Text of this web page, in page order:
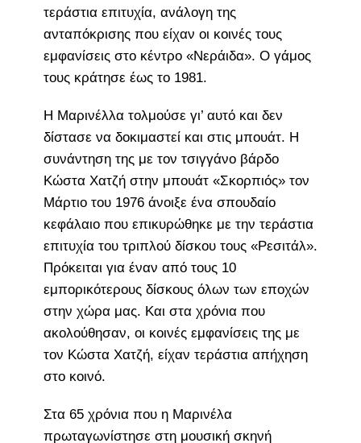
τεράστια επιτυχία, ανάλογη της
ανταπόκρισης που είχαν οι κοινές τους
εμφανίσεις στο κέντρο «Νεράιδα». Ο γάμος
τους κράτησε έως το 1981.
Η Μαρινέλλα τολμούσε γι’ αυτό και δεν
δίστασε να δοκιμαστεί και στις μπουάτ. Η
συνάντηση της με τον τσιγγάνο βάρδο
Κώστα Χατζή στην μπουάτ «Σκορπιός» τον
Μάρτιο του 1976 άνοιξε ένα σπουδαίο
κεφάλαιο που επικυρώθηκε με την τεράστια
επιτυχία του τριπλού δίσκου τους «Ρεσιτάλ».
Πρόκειται για έναν από τους 10
εμπορικότερους δίσκους όλων των εποχών
στην χώρα μας. Και στα χρόνια που
ακολούθησαν, οι κοινές εμφανίσεις της με
τον Κώστα Χατζή, είχαν τεράστια απήχηση
στο κοινό.
Στα 65 χρόνια που η Μαρινέλα
πρωταγωνίστησε στη μουσική σκηνή